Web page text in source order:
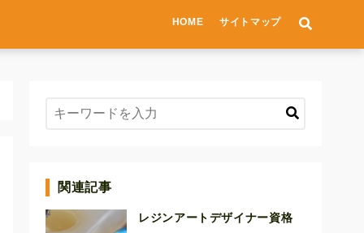
HOME サイトマップ
関連記事
レジンアートデザイナー資格